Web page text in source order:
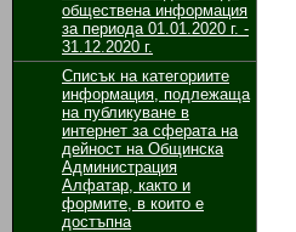
обществена информация
за периода 01.01.2020 г. -
31.12.2020 г.
Списък на категориите
информация, подлежаща
на публикуване в
интернет за сферата на
дейност на Общинска
Администрация
Алфатар, както и
формите, в които е
достъпна